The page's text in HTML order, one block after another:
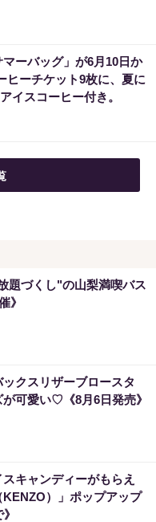
った」当たる人は“同じ
ァーム ）
ーバッグ」が6月10日か
ヒーチケット9枚に、夏に
イスコーヒー付き。
題づくし"の山梨満喫バス
》
ックスリザーブロースタ
可愛い♡《8月6日発売》
スキャンディーがもらえ
）」ポップアップ